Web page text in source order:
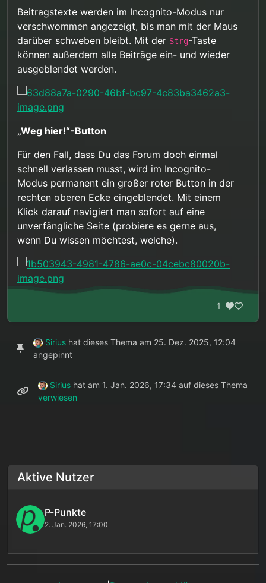
Beitragstexte werden im Incognito-Modus nur
verschwommen angezeigt, bis man mit der Maus
darüber schweben bleibt. Mit der Strg-Taste
können außerdem alle Beiträge ein- und wieder
ausgeblendet werden.
„Weg hier!“-Button
Für den Fall, dass Du das Forum doch einmal
schnell verlassen musst, wird im Incognito-
Modus permanent ein großer roter Button in der
rechten oberen Ecke eingeblendet. Mit einem
Klick darauf navigiert man sofort auf eine
unverfängliche Seite (probiere es gerne aus,
wenn Du wissen möchtest, welche).
1
Sirius hat dieses Thema am 25. Dez. 2025, 12:04
angepinnt
Sirius hat am 1. Jan. 2026, 17:34 auf dieses Thema
verwiesen
Aktive Nutzer
P-Punkte
2. Jan. 2026, 17:00